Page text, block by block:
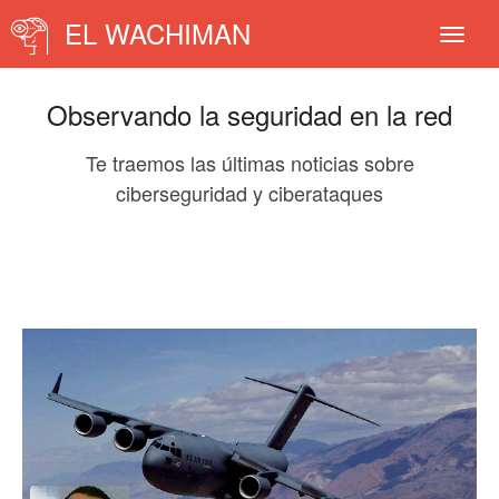
EL WACHIMAN
Observando la seguridad en la red
Te traemos las últimas noticias sobre
ciberseguridad y ciberataques